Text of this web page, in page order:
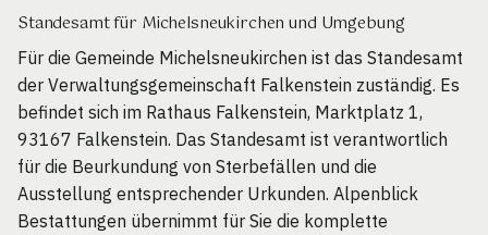
Standesamt für Michelsneukirchen und Umgebung
Für die Gemeinde Michelsneukirchen ist das Standesamt
der Verwaltungsgemeinschaft Falkenstein zuständig. Es
befindet sich im Rathaus Falkenstein, Marktplatz 1,
93167 Falkenstein. Das Standesamt ist verantwortlich
für die Beurkundung von Sterbefällen und die
Ausstellung entsprechender Urkunden. Alpenblick
Bestattungen übernimmt für Sie die komplette